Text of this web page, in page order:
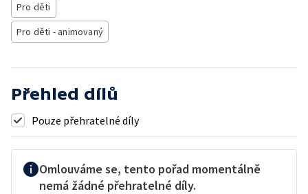
Pro děti
Pro děti - animovaný
Přehled dílů
Pouze přehratelné díly
Omlouváme se, tento pořad momentálně
nemá žádné přehratelné díly.